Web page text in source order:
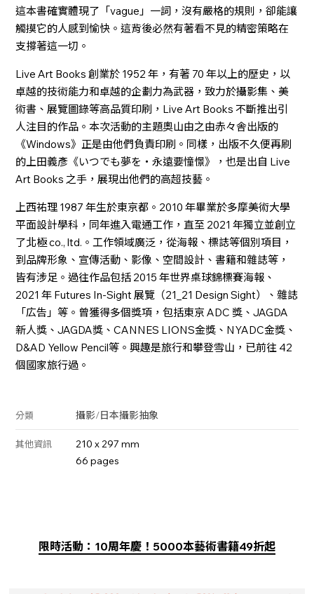
這本書確實體現了「vague」一詞，沒有嚴格的規則，卻能讓
觸摸它的人感到愉快。這背後必然有著看不見的精密策略在
支撐著這一切。
Live Art Books 創業於 1952 年，有著 70 年以上的歷史，以
卓越的技術能力和卓越的企劃力為武器，致力於攝影集、美
術書、展覽圖錄等高品質印刷，Live Art Books 不斷推出引
人注目的作品。本次活動的主題奧山由之由赤々舎出版的
《Windows》正是由他們負責印刷。同樣，出版不久便再刷
的上田義彥《いつでも夢を・永遠要憧憬》，也是出自 Live
Art Books 之手，展現出他們的高超技藝。
上西祐理 1987 年生於東京都。2010 年畢業於多摩美術大學
平面設計學科，同年進入電通工作，直至 2021 年獨立並創立
了北極 co., ltd.。工作領域廣泛，從海報、標誌等個別項目，
到品牌形象、宣傳活動、影像、空間設計、書籍和雜誌等，
皆有涉足。過往作品包括 2015 年世界桌球錦標賽海報、
2021 年 Futures In-Sight 展覽（21_21 Design Sight）、雜誌
「広告」等。曾獲得多個獎項，包括東京 ADC 獎、JAGDA
新人獎、JAGDA獎、CANNES LIONS金獎、NYADC金獎、
D&AD Yellow Pencil等。興趣是旅行和攀登雪山，已前往 42
個國家旅行過。
分類 攝影/日本攝影抽象
其他資訊
210 x 297 mm
66 pages
限時活動：10周年慶！5000本藝術書籍49折起